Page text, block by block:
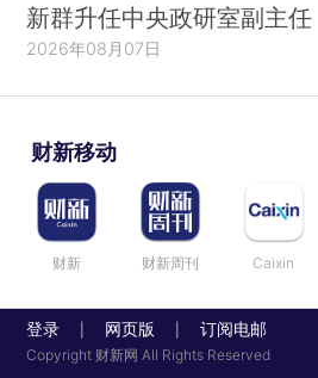
新群升任中央政研室副主任
2026年08月07日
财新移动
财新 财新周刊 Caixin
登录 网页版 订阅电邮
Copyright 财新网 All Rights Reserved